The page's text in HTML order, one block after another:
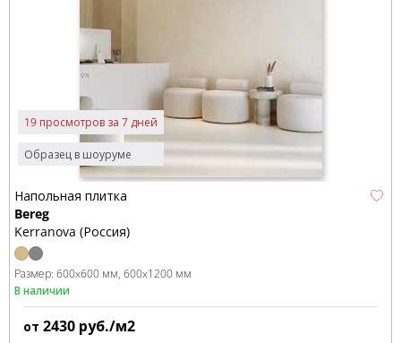
Образец в шоуруме
19 просмотров за 7 дней
Напольная плитка
Bereg
Kerranova (Россия)
Размер: 600x600 мм 600x1200 мм
В наличии
от 2430 руб./м2